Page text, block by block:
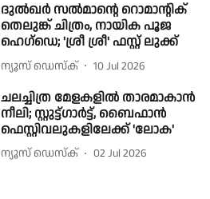
ദുൽഖർ സൽമാന്റെ റൊമാന്റിക്
തെലുങ്ക് ചിത്രം, നായിക പൂജ
ഹെഗ്‌ഡെ; 'ശ്രീ ശ്രീ' ഫസ്റ്റ് ലുക്ക്
ന്യൂസ് ഡെസ്ക് 10 Jul 2026
ചലച്ചിത്ര മേളകളിൽ താരമാകാൻ
നീലി; സ്റ്റുട്ട്ഗാർട്ട്, ബൈഫാൻ
ഫെസ്റ്റിവലുകളിലേക്ക് 'ലോക'
ന്യൂസ് ഡെസ്ക് 02 Jul 2026